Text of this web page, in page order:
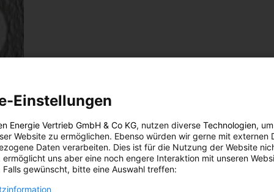
Einstellungen
Energie Vertrieb GmbH & Co KG, nutzen diverse Technologien,
Website zu ermöglichen. Ebenso würden wir gerne mit externen
Daten verarbeiten. Dies ist für die Nutzung der Website
ermöglicht uns aber eine noch engere Interaktion mit unseren
Falls gewünscht, bitte eine Auswahl treffen: